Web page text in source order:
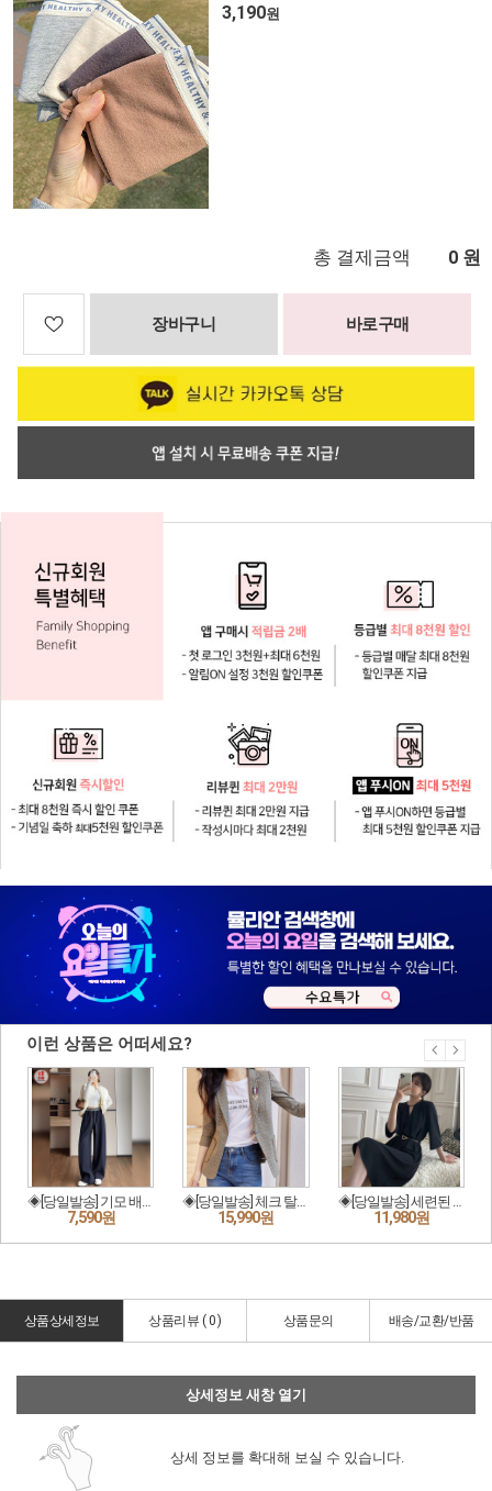
3,190원
총 결제금액 0 원
장바구니 바로구매
상품상세정보 상품리뷰 ( 0) 상품문의 배송/교환/반품
상세정보 새창 열기
상세 정보를 확대해 보실 수 있습니다.